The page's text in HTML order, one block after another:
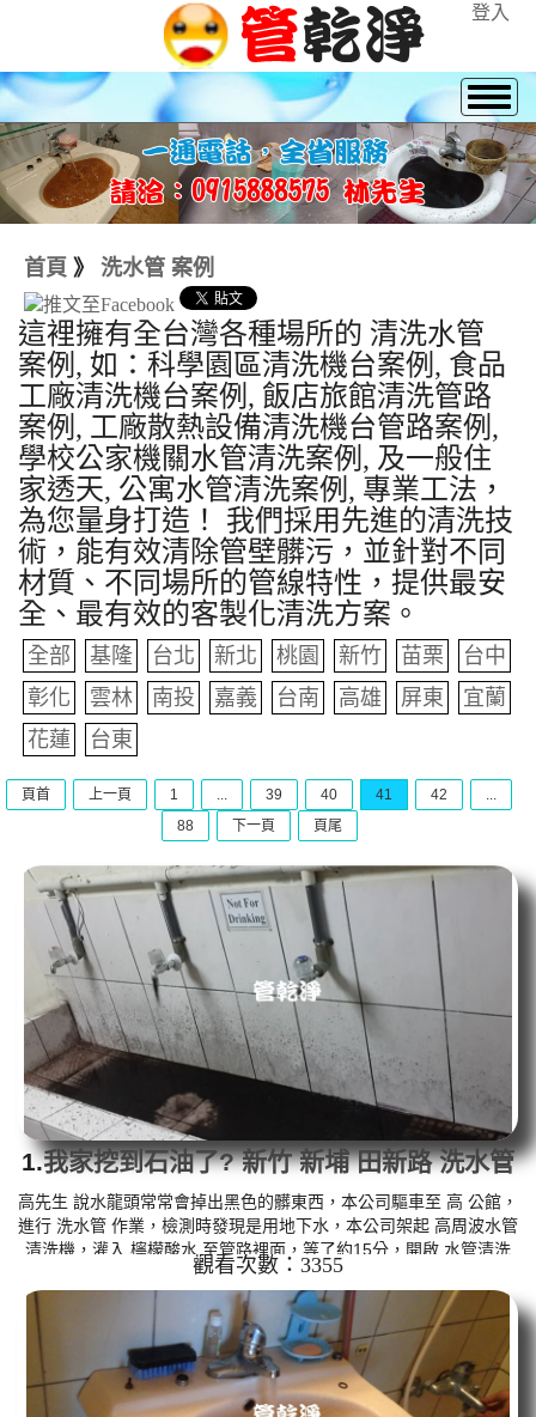
登入
首頁 》 洗水管 案例
這裡擁有全台灣各種場所的 清洗水管
案例, 如：科學園區清洗機台案例, 食品
工廠清洗機台案例, 飯店旅館清洗管路
案例, 工廠散熱設備清洗機台管路案例,
學校公家機關水管清洗案例, 及一般住
家透天, 公寓水管清洗案例, 專業工法，
為您量身打造！ 我們採用先進的清洗技
術，能有效清除管壁髒污，並針對不同
材質、不同場所的管線特性，提供最安
全、最有效的客製化清洗方案。
全部 基隆 台北 新北 桃園 新竹 苗栗
台中
彰化
雲林 南投 嘉義 台南 高雄 屏東
宜蘭
花蓮
台東
頁首 上一頁 1 ... 39 40 41 42
...
88
下一頁 頁尾
1.我家挖到石油了? 新竹 新埔 田新路 洗水管
高先生 說水龍頭常常會掉出黑色的髒東西，本公司驅車至 高 公館，
進行 洗水管 作業，檢測時發現是用地下水，本公司架起 高周波水管
清洗機，灌入 檸檬酸水 至管路裡面，等了約15分，開啟 水管清洗
機 ，啟動 脈衝波 模式，一開始就洗出黃色的髒水，一下變成黑色，
越洗就越髒，看起來跟石油一樣，如下圖片影片，三個多小時後，
水恢復清澈水量也變大了!! 如是自來水，如水管老化，會產生鐵鏽跟
泥沙堆積，洗出來的水就會是咖啡色，地下水含有氧化錳，管壁上
會結成黑色管垢，洗出來的水會跟石油一樣黑，有些洗出綠色的...
觀看次數：3355